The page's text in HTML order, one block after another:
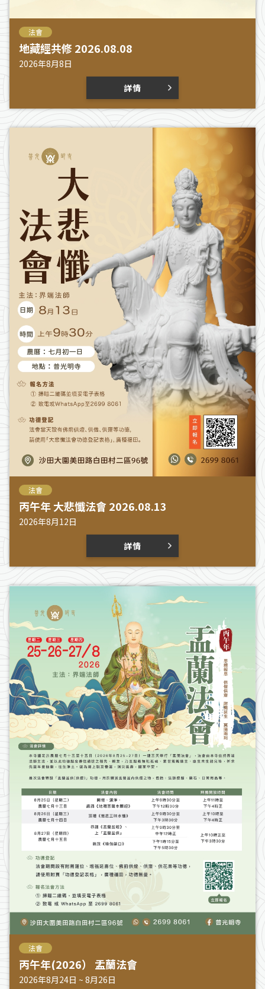
法會
地藏經共修 2026.08.08
2026年8月8日
詳情
法會
丙午年 大悲懺法會 2026.08.13
2026年8月12日
詳情
法會
丙午年(2026） 盂蘭法會
2026年8月24日 ~ 8月26日